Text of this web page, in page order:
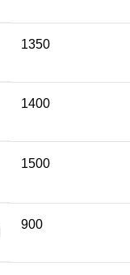
1350
1400
1500
900